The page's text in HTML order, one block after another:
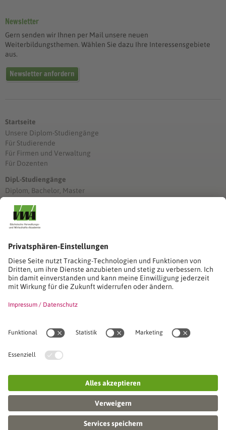
Newsletter
Gern senden wir Ihnen per Mail unsere neuen
Weiterbildungsthemen. Wählen Sie dazu Ihre Interessensgebiete
aus.
Newsletter anfordern
Startseite
Unsere Diplom-Studiengänge
Für Studierende
Für Firmen und Verwaltung
Für Dozenten
Dipl.-Studiengänge
Diplom, Bachelor, Master
Stimmen unserer Absolventinnen und Absolventen
Stimmen unserer Absolventinnen und Absolventen
Seminare
Seminardatenbank
Inhouseanfragen
Seminarreihen
VWA stellt sich vor
Unser SVWA-Team
Veranstaltungsorte und Raumanmietung